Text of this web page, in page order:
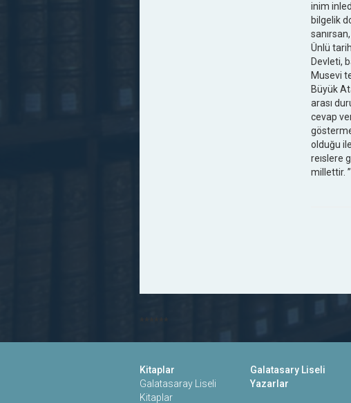
inim
bilgelik
Ünlü
Devleti,
Musevi
Büyük
arası
cevap
olduğu
reıslere
millettir. ”
******
Kitaplar
Galatasaray Liseli
Kitaplar
Galatasary Liseli
Yazarlar